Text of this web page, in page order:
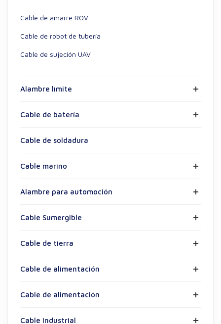
Cable de amarre ROV
Cable de robot de tubería
Cable de sujeción UAV
Alambre límite
Cable de batería
Cable de soldadura
Cable marino
Alambre para automoción
Cable Sumergible
Cable de tierra
Cable de alimentación
Cable de alimentación
Cable Industrial